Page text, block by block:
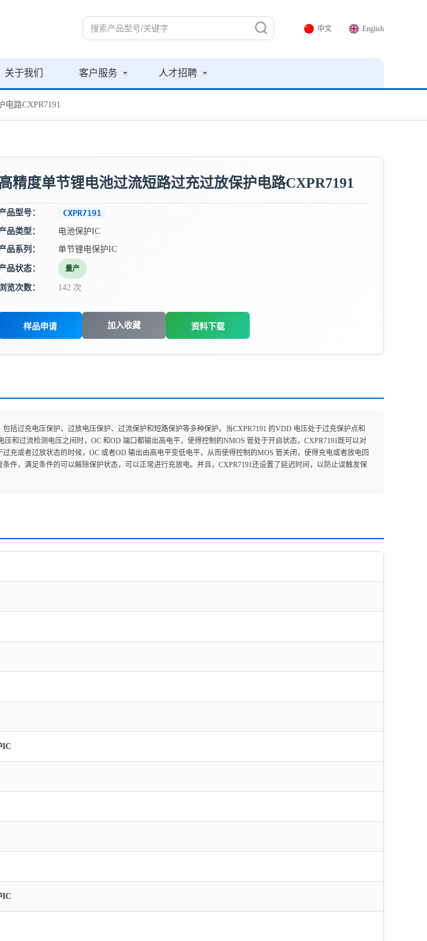
中文 English
关于我们 客户服务 人才招聘
路CXPR7191
精度单节锂电池过流短路过充过放保护电路CXPR7191
品型号： CXPR7191
品类型：
电池保护IC
品系列：
单节锂电保护IC
品状态： 量产
览次数： 142 次
样品申请 加入收藏 资料下载
括过充电压保护、过放电压保护、过流保护和短路保护等多种保护。当CXPR7191 的VDD 电压处于过充保护点和
和过流检测电压之间时，OC 和OD 端口都输出高电平，使得控制的NMOS 管处于开启状态，CXPR7191既可以对
充或者过放状态的时候，OC 或者OD 输出由高电平变低电平，从而使得控制的MOS 管关闭，使得充电或者放电回
件，满足条件的可以解除保护状态，可以正常进行充放电。并且，CXPR7191还设置了延迟时间，以防止误触发保
IC
IC